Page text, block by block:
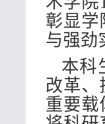
彰显学
与强劲
本科
改革
重要